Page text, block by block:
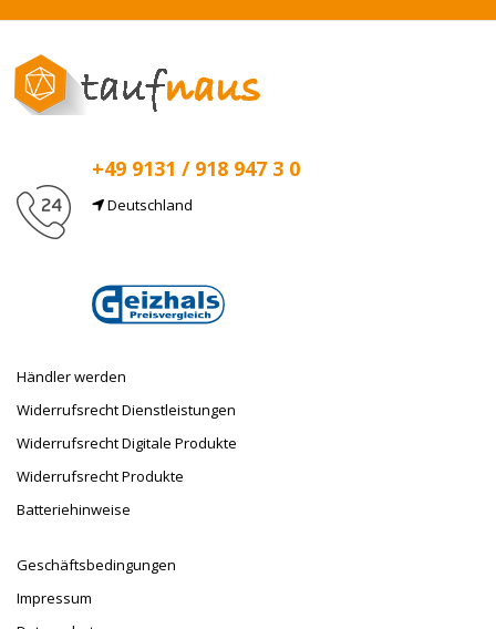
+49 9131 / 918 947 3 0
Deutschland
Händler werden
Widerrufsrecht Dienstleistungen
Widerrufsrecht Digitale Produkte
Widerrufsrecht Produkte
Batteriehinweise
Geschäftsbedingungen
Impressum